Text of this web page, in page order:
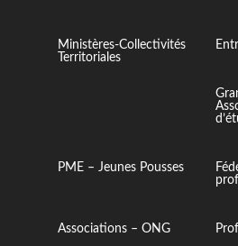
Ministères-Collectivités
Territoriales
PME – Jeunes Pousses
Associations – ONG